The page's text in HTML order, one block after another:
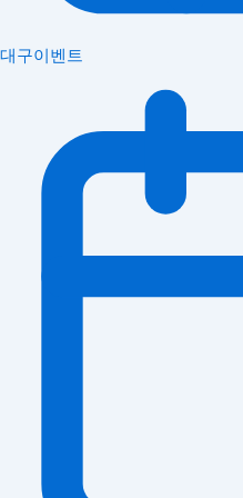
대구이벤트